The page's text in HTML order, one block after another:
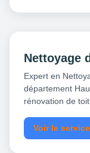
Nettoyage
Expert en
département
rénovation de
Voir le service